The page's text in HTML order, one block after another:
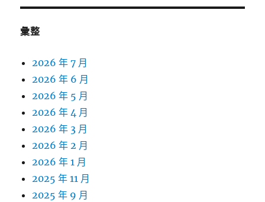
彙整
2026 年 7 月
2026 年 6 月
2026 年 5 月
2026 年 4 月
2026 年 3 月
2026 年 2 月
2026 年 1 月
2025 年 11 月
2025 年 9 月